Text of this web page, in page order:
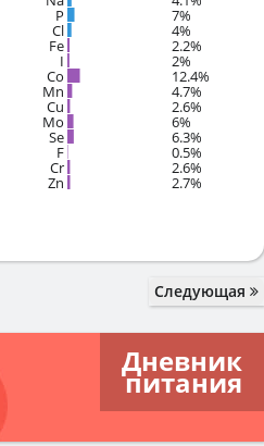
P 7%
Cl 4%
Fe 2.2%
I 2%
Co 12.4%
Mn 4.7%
Cu 2.6%
Mo 6%
Se 6.3%
F 0.5%
Cr 2.6%
Zn 2.7%
Следующая
Дневник
питания